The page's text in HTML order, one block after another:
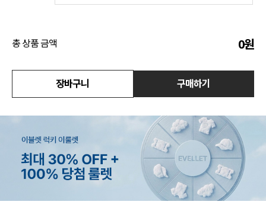
총 상품 금액 0원
장바구니 구매하기